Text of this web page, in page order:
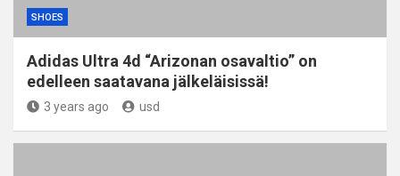
SHOES
Adidas Ultra 4d “Arizonan osavaltio” on
edelleen saatavana jälkeläisissä!
3 years ago usd